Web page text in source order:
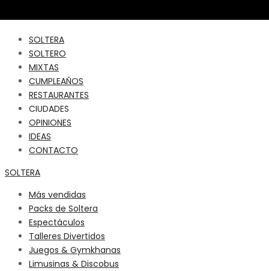
SOLTERA
SOLTERO
MIXTAS
CUMPLEAÑOS
RESTAURANTES
CIUDADES
OPINIONES
IDEAS
CONTACTO
SOLTERA
Más vendidas
Packs de Soltera
Espectáculos
Talleres Divertidos
Juegos & Gymkhanas
Limusinas & Discobus